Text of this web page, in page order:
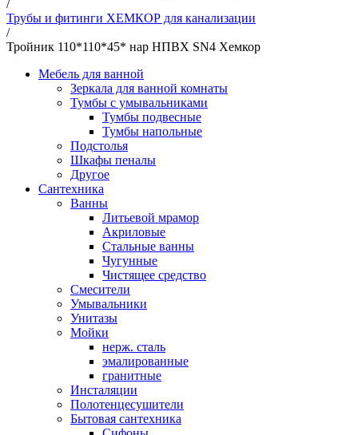
/
Трубы и фитинги ХЕМКОР для канализации
/
Тройник 110*110*45* нар НПВХ SN4 Хемкор
Мебель для ванной
Зеркала для ванной комнаты
Тумбы с умывальниками
Тумбы подвесные
Тумбы напольные
Подстолья
Шкафы пеналы
Другое
Сантехника
Ванны
Литьевой мрамор
Акриловые
Стальные ванны
Чугунные
Чистящее средство
Смесители
Умывальники
Унитазы
Мойки
нерж. сталь
эмалированные
гранитные
Инсталяции
Полотенцесушители
Бытовая сантехника